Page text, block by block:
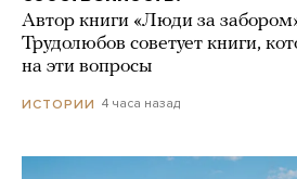
Автор книги «Люди за
Трудолюбов советует книги,
на эти вопросы
ИСТОРИИ 4 часа назад